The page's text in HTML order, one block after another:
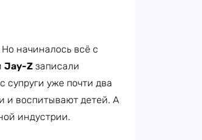
начиналось всё с
Jay-Z записали
супруги уже почти два
и воспитывают детей. А
индустрии.